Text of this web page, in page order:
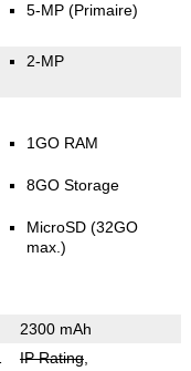
5-MP (Primaire)
2-MP
1GO RAM
8GO Storage
MicroSD (32GO
max.)
2300 mAh
IP Rating,